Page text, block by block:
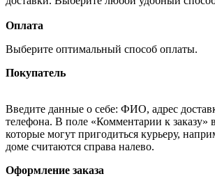
Оплата
Выберите оптимальный способ оплаты.
Покупатель
Введите данные о себе: ФИО, адрес
телефона. В поле «Комментарии к заказу»
которые могут пригодиться курьеру,
доме считаются справа налево.
Оформление заказа